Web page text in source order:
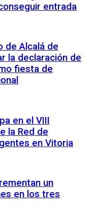
entrada
de Alcalá de
la declaración de
fiesta de
en el VIII
la Red de
en Vitoria
un
en los tres